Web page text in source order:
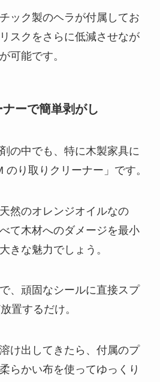
ック製のヘラが付属してお
スクをさらに低減させなが
可能です。
ーで簡単剥がし
の中でも、特に木製家具に
のり取りクリーナー」です。
然のオレンジオイルなの
て木材へのダメージを最小
きな魅力でしょう。
、頑固なシールに直接スプ
置するだけ。
け出してきたら、付属のプ
らかい布を使ってゆっくり